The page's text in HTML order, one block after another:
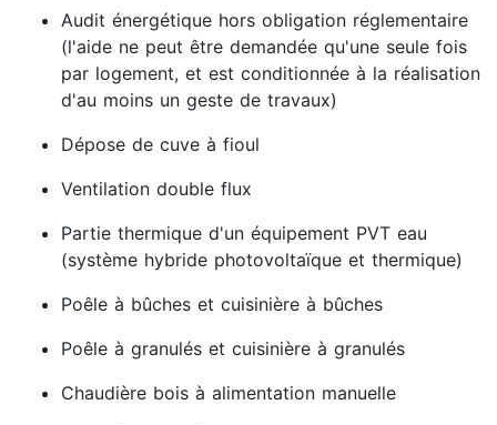
Audit énergétique hors obligation réglementaire
(l'aide ne peut être demandée qu'une seule fois
par logement, et est conditionnée à la réalisation
d'au moins un geste de travaux)
Dépose de cuve à fioul
Ventilation double flux
Partie thermique d'un équipement PVT eau
(système hybride photovoltaïque et thermique)
Poêle à bûches et cuisinière à bûches
Poêle à granulés et cuisinière à granulés
Chaudière bois à alimentation manuelle